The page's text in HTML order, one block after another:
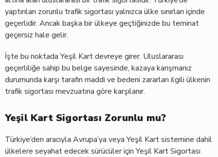
yaptırılan zorunlu trafik sigortası yalnızca ülke sınırları içinde
geçerlidir. Ancak başka bir ülkeye geçtiğinizde bu teminat
geçersiz hale gelir.
İşte bu noktada Yeşil Kart devreye girer. Uluslararası
geçerliliğe sahip bu belge sayesinde, kazaya karışmanız
durumunda karşı tarafın maddi ve bedeni zararları ilgili ülkenin
trafik sigortası mevzuatına göre karşılanır.
Yeşil Kart Sigortası Zorunlu mu?
Türkiye’den aracıyla Avrupa’ya veya Yeşil Kart sistemine dahil
ülkelere seyahat edecek sürücüler için Yeşil Kart Sigortası